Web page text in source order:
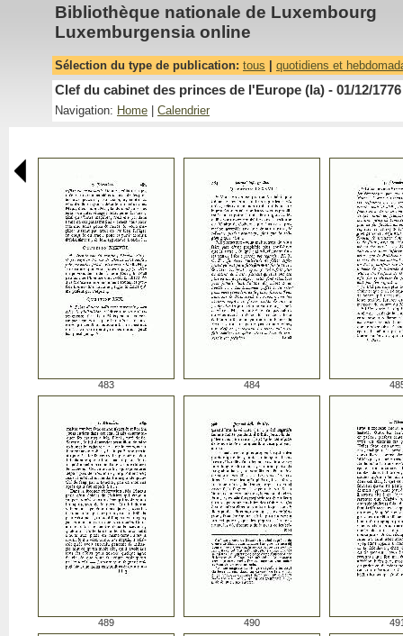
Bibliothèque nationale de Luxembourg
Luxemburgensia online
Sélection du type de publication: tous quotidiens et
Clef du cabinet des princes de l'Europe (la) - 01/12/1776
Navigation: Home Calendrier
483 484
489 490